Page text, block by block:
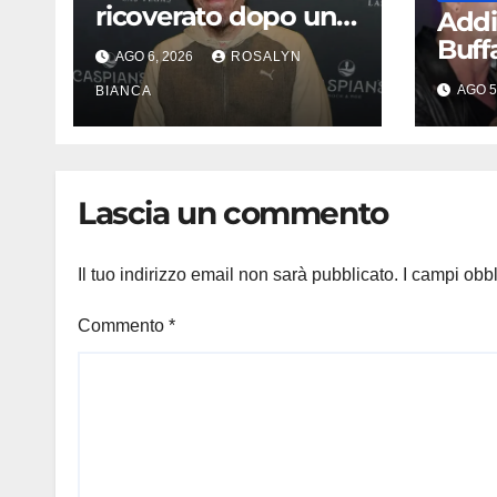
ricoverato dopo una
diretta sui social: la
famiglia rompe il
silenzio sulle sue
condizioni
AGO 6, 2026 ROSALYN
BIANCA
Villa
AGO
Lascia un commento
Il tuo indirizzo email non sarà pubblicato. I campi
Commento *